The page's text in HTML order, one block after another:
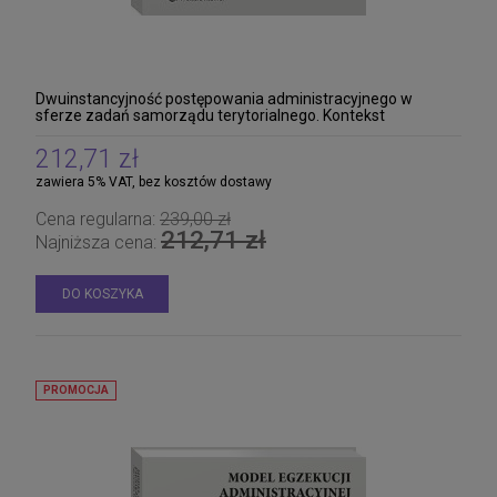
Kodeks postępowania administracyjnego.
Najniższa cena:
Dwuinstancyjność postępowania administracyjnego w
sferze zadań samorządu terytorialnego. Kontekst
212,71 zł
zawiera 5% VAT, bez kosztów dostawy
Cena regularna: 239,00 zł
Najniższa cena: 212,71 zł
DO KOSZYKA
PROMOCJA